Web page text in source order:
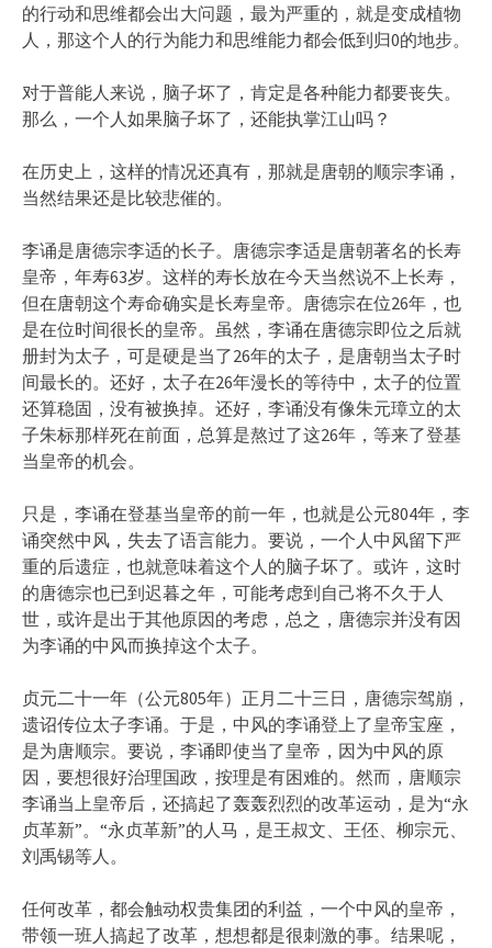
的行动和思维都会出大问题，最为严重的，就是变成植物
人，那这个人的行为能力和思维能力都会低到归0的地步。
对于普能人来说，脑子坏了，肯定是各种能力都要丧失。
那么，一个人如果脑子坏了，还能执掌江山吗？
在历史上，这样的情况还真有，那就是唐朝的顺宗李诵，
当然结果还是比较悲催的。
李诵是唐德宗李适的长子。唐德宗李适是唐朝著名的长寿
皇帝，年寿63岁。这样的寿长放在今天当然说不上长寿，
但在唐朝这个寿命确实是长寿皇帝。唐德宗在位26年，也
是在位时间很长的皇帝。虽然，李诵在唐德宗即位之后就
册封为太子，可是硬是当了26年的太子，是唐朝当太子时
间最长的。还好，太子在26年漫长的等待中，太子的位置
还算稳固，没有被换掉。还好，李诵没有像朱元璋立的太
子朱标那样死在前面，总算是熬过了这26年，等来了登基
当皇帝的机会。
只是，李诵在登基当皇帝的前一年，也就是公元804年，李
诵突然中风，失去了语言能力。要说，一个人中风留下严
重的后遗症，也就意味着这个人的脑子坏了。或许，这时
的唐德宗也已到迟暮之年，可能考虑到自己将不久于人
世，或许是出于其他原因的考虑，总之，唐德宗并没有因
为李诵的中风而换掉这个太子。
贞元二十一年（公元805年）正月二十三日，唐德宗驾崩，
遗诏传位太子李诵。于是，中风的李诵登上了皇帝宝座，
是为唐顺宗。要说，李诵即使当了皇帝，因为中风的原
因，要想很好治理国政，按理是有困难的。然而，唐顺宗
李诵当上皇帝后，还搞起了轰轰烈烈的改革运动，是为“永
贞革新”。“永贞革新”的人马，是王叔文、王伾、柳宗元、
刘禹锡等人。
任何改革，都会触动权贵集团的利益，一个中风的皇帝，
带领一班人搞起了改革，想想都是很刺激的事。结果呢，